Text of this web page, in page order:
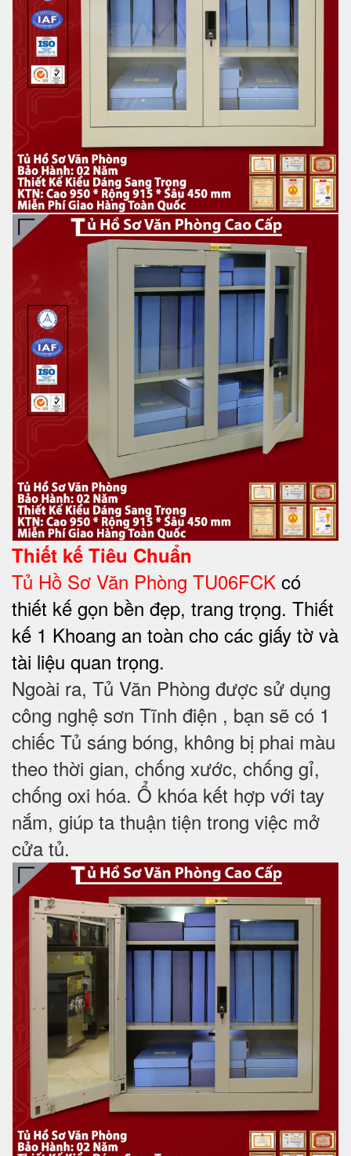
Thiết kế Tiêu Chuẩn
Tủ Hồ Sơ Văn Phòng TU06FCK có
thiết kế gọn bền đẹp, trang trọng. Thiết
kế 1 Khoang an toàn cho các giấy tờ và
tài liệu quan trọng.
Ngoài ra, Tủ Văn Phòng được sử dụng
công nghệ sơn Tĩnh điện , bạn sẽ có 1
chiếc Tủ sáng bóng, không bị phai màu
theo thời gian, chống xước, chống gỉ,
chống oxi hóa. Ổ khóa kết hợp với tay
nắm, giúp ta thuận tiện trong việc mở
cửa tủ.